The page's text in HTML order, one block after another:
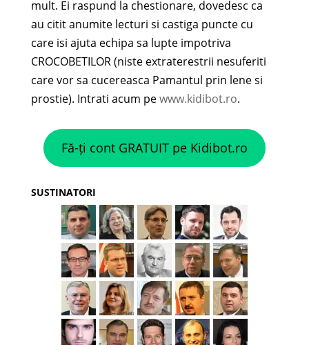
au citit anumite lecturi si castiga puncte cu
care isi ajuta echipa sa lupte impotriva
CROCOBETILOR (niste extraterestrii nesuferiti
care vor sa cucereasca Pamantul prin lene si
prostie). Intrati acum pewww.kidibot.ro.
Fă-ți cont GRATUIT pe Kidibot.ro